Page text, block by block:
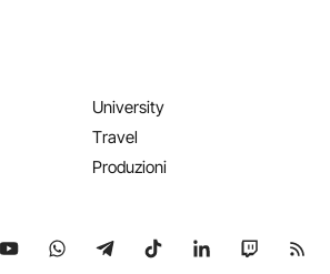
University
Travel
Produzioni
su X
Seguici su YouTube
Seguici su WhatsApp
Seguici su Telegram
Seguici su TikTok
Seguici su
Seguici